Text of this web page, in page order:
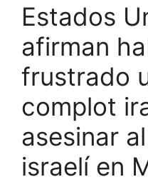
Estados
afirman
frustrado
complot
asesinar
israelí en